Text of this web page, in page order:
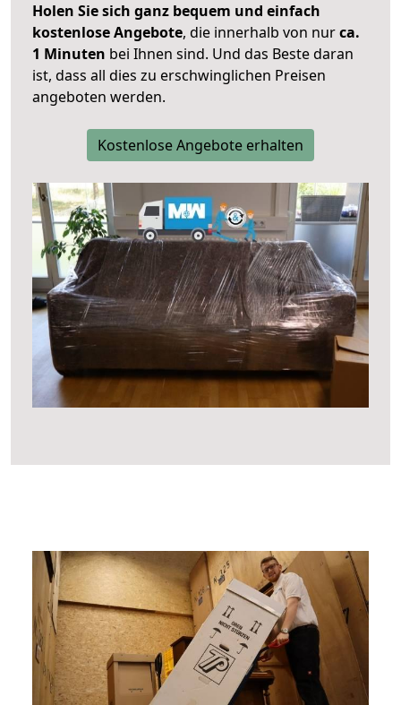
Holen Sie sich ganz bequem und einfach
kostenlose Angebote, die innerhalb von nurca.
1 Minuten bei Ihnen sind. Und das Beste daran
ist, dass all dies zu erschwinglichen Preisen
angeboten werden.
Kostenlose Angebote erhalten